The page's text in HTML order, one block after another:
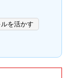
を活かす